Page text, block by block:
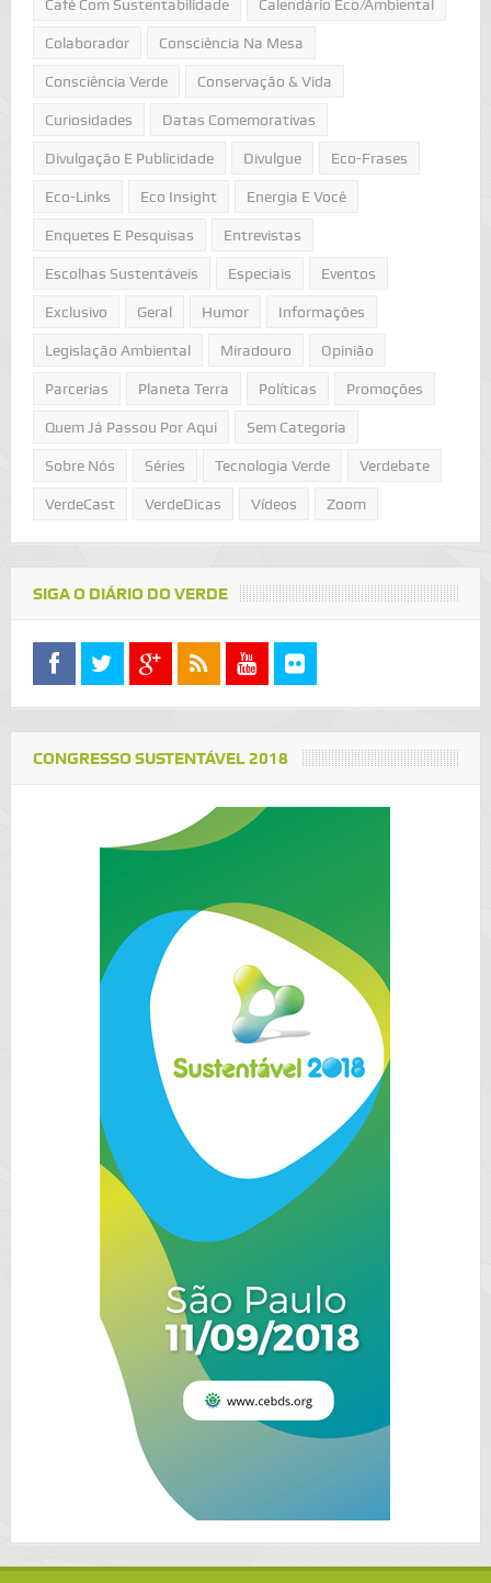
Café Com Sustentabilidade Calendário Eco/Ambiental
Colaborador Consciência Na Mesa
Consciência Verde Conservação & Vida
Curiosidades Datas Comemorativas
Divulgação E Publicidade Divulgue Eco-Frases
Eco-Links Eco Insight Energia E Você
Enquetes E Pesquisas Entrevistas
Escolhas Sustentáveis Especiais Eventos
Exclusivo Geral Humor Informações
Legislação Ambiental Miradouro Opinião
Parcerias Planeta Terra Políticas Promoções
Quem Já Passou Por Aqui Sem Categoria
Sobre Nós Séries Tecnologia Verde Verdebate
VerdeCast VerdeDicas Vídeos Zoom
SIGA O DIÁRIO DO VERDE
CONGRESSO SUSTENTÁVEL 2018